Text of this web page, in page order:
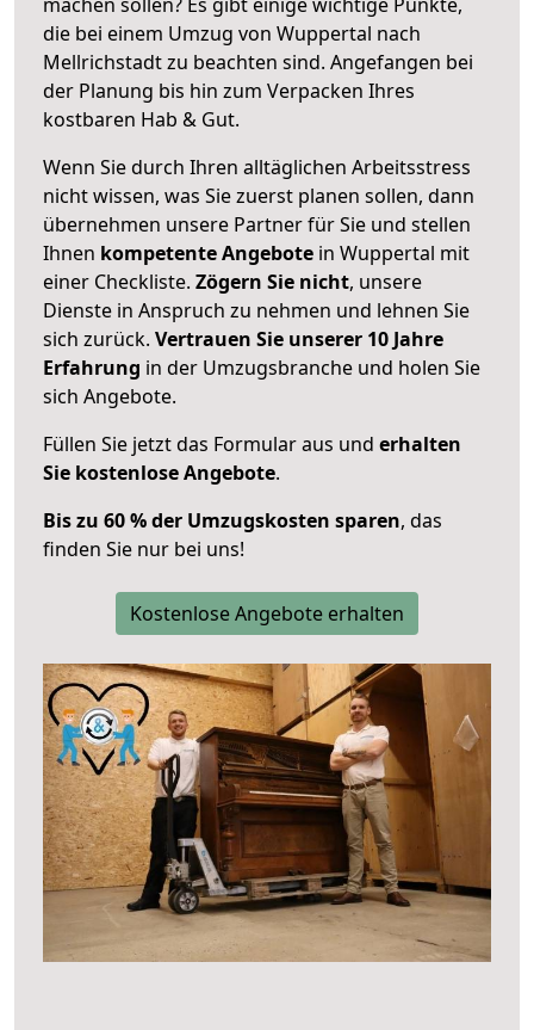
die bei einem Umzug von Wuppertal nach
Mellrichstadt zu beachten sind. Angefangen bei
der Planung bis hin zum Verpacken Ihres
kostbaren Hab & Gut.
Wenn Sie durch Ihren alltäglichen Arbeitsstress
nicht wissen, was Sie zuerst planen sollen, dann
übernehmen unsere Partner für Sie und stellen
Ihnen kompetente Angebote in Wuppertal mit
einer Checkliste. Zögern Sie nicht, unsere
Dienste in Anspruch zu nehmen und lehnen Sie
sich zurück. Vertrauen Sie unserer 10 Jahre
Erfahrung in der Umzugsbranche und holen Sie
sich Angebote.
Füllen Sie jetzt das Formular aus und erhalten
Sie kostenlose Angebote.
Bis zu 60 % der Umzugskosten sparen, das
finden Sie nur bei uns!
Kostenlose Angebote erhalten